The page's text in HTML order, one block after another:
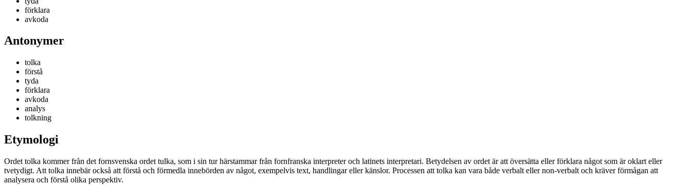
förklara
avkoda
Antonymer
tolka
förstå
tyda
förklara
avkoda
analys
tolkning
Etymologi
Ordet tolka kommer från det fornsvenska ordet tulka, som i sin tur härstammar från fornfranska interpreter och latinets interpretari. Betydelsen av ordet är att översätta eller förklara något som är oklart eller
tvetydigt. Att tolka innebär också att förstå och förmedla innebörden av något, exempelvis text, handlingar eller känslor. Processen att tolka kan vara både verbalt eller non-verbalt och kräver förmågan att
analysera och förstå olika perspektiv.